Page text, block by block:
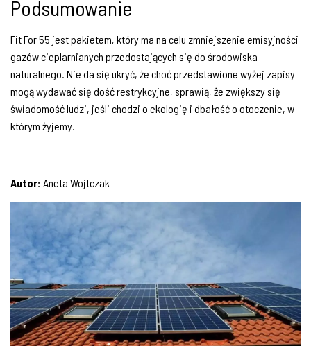
Podsumowanie
Fit For 55 jest pakietem, który ma na celu zmniejszenie emisyjności
gazów cieplarnianych przedostających się do środowiska
naturalnego. Nie da się ukryć, że choć przedstawione wyżej zapisy
mogą wydawać się dość restrykcyjne, sprawią, że zwiększy się
świadomość ludzi, jeśli chodzi o ekologię i dbałość o otoczenie, w
którym żyjemy.
Autor: Aneta Wojtczak